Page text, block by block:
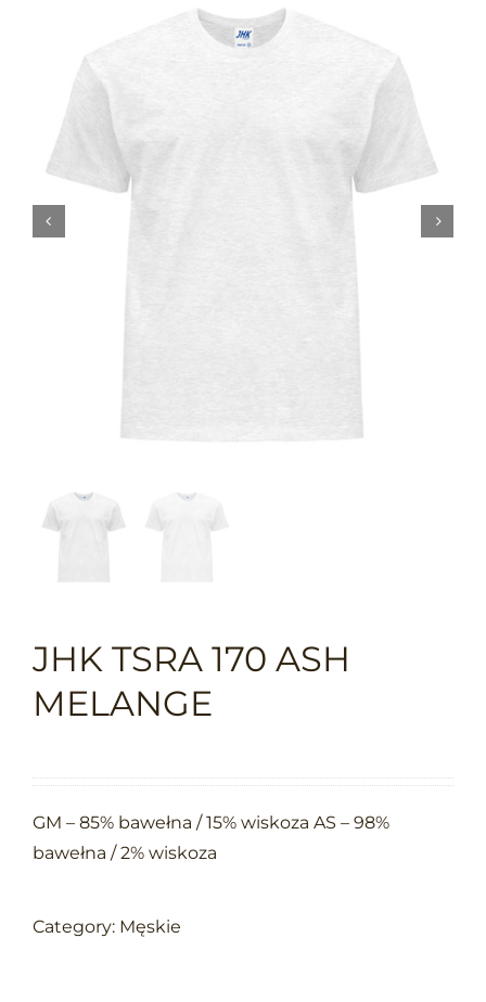
 
JHK TSRA 170 ASH
MELANGE
GM – 85% bawełna / 15% wiskoza AS – 98%
bawełna / 2% wiskoza
Category: Męskie